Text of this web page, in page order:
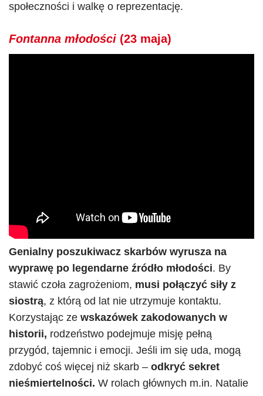
społeczności i walkę o reprezentację.
Fontanna młodości (23 maja)
Genialny poszukiwacz skarbów wyrusza na
wyprawę po legendarne źródło młodości. By
stawić czoła zagrożeniom, musi połączyć siły z
siostrą, z którą od lat nie utrzymuje kontaktu.
Korzystając ze wskazówek zakodowanych w
historii, rodzeństwo podejmuje misję pełną
przygód, tajemnic i emocji. Jeśli im się uda, mogą
zdobyć coś więcej niż skarb – odkryć sekret
nieśmiertelności. W rolach głównych m.in. Natalie